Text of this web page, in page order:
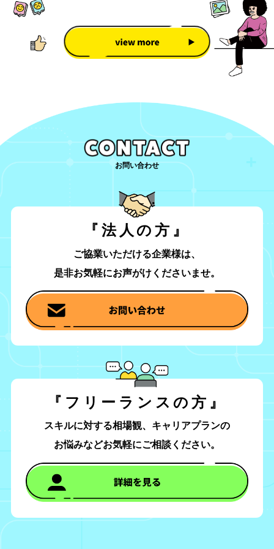
お問い合わせ
『法人の方』
ご協業いただける企業様は、
是非お気軽にお声がけくださいませ。
『フリーランスの方』
スキルに対する相場観、キャリアプランの
お悩みなどお気軽にご相談ください。